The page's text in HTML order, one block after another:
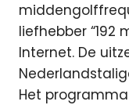
liefhebber “192
Internet. De
Het programma